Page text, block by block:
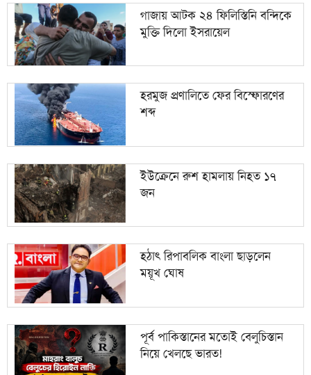
১০ ১৬ জনের মৃত্যুদণ্ড, ১১ জনের যাবজ্জীবন
গাজায় আটক ২৪ ফিলিস্তিনি বন্দিকে
মুক্তি দিলো ইসরায়েল
হরমুজ প্রণালিতে ফের বিস্ফোরণের
শব্দ
ইউক্রেনে রুশ হামলায় নিহত ১৭
জন
হঠাৎ রিপাবলিক বাংলা ছাড়লেন
ময়ূখ ঘোষ
পূর্ব পাকিস্তানের মতোই বেলুচিস্তান
নিয়ে খেলছে ভারত!